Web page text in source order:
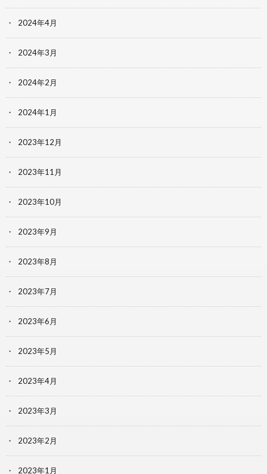
2024年4月
2024年3月
2024年2月
2024年1月
2023年12月
2023年11月
2023年10月
2023年9月
2023年8月
2023年7月
2023年6月
2023年5月
2023年4月
2023年3月
2023年2月
2023年1月